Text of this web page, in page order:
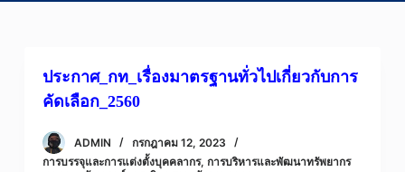
ประกาศ_กท_เรื่องมาตรฐานทั่วไปเกี่ยวกับการ
คัดเลือก_2560
ADMIN
กรกฎาคม 12, 2023
การบรรจุและการแต่งตั้งบุคคลากร, การบริหารและพัฒนาทรัพยากร